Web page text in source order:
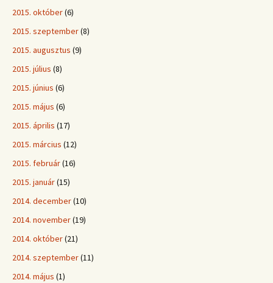
2015. október(6)
2015. szeptember(8)
2015. augusztus (9)
2015. július (8)
2015. június (6)
2015. május (6)
2015. április (17)
2015. március (12)
2015. február(16)
2015. január(15)
2014. december(10)
2014. november(19)
2014. október(21)
2014. szeptember(11)
2014. május (1)